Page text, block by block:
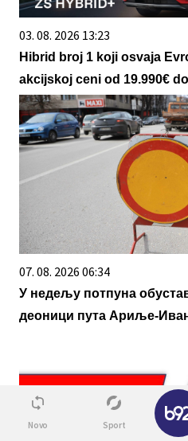
03. 08. 2026 13:23
Hibrid broj 1 koji osvaja
akcijskoj ceni od 19.990€
07. 08. 2026 06:34
У недељу потпуна
деоници пута Ариље-
Novo Sport
✕